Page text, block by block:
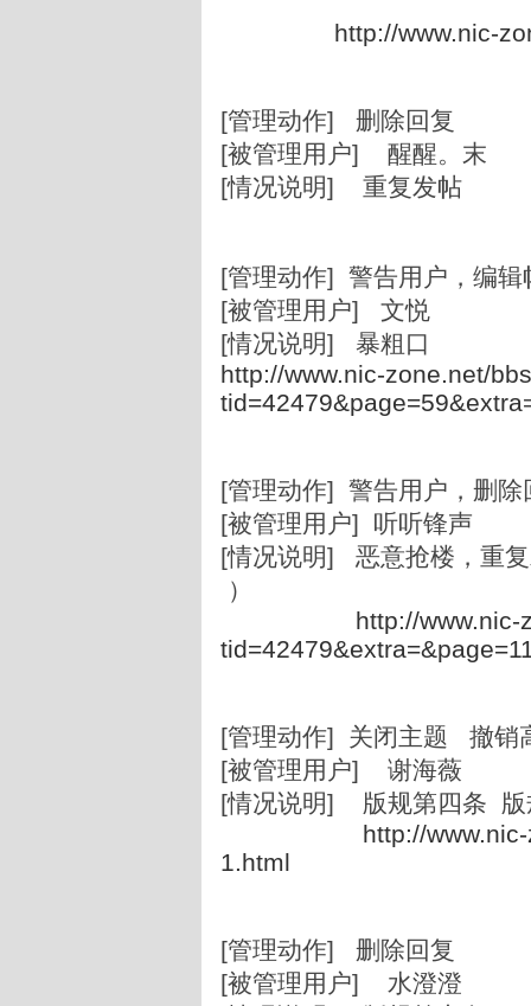
http://www.nic-
[管理动作] 删除回复
[被管理用户] 醒醒。末
[情况说明] 重复发帖
[管理动作] 警告用户，编辑
[被管理用户] 文悦
[情况说明] 暴粗口
http://www.nic-zone.net/
tid=42479&page=59&extra
[管理动作] 警告用户，删除
[被管理用户] 听听锋声
[情况说明] 恶意抢楼，
）
http://
[管理动作] 关闭主题 撤销
[被管理用户] 谢海薇
[情况说明] 版规第四条 版
http://
1.html
[管理动作] 删除回复
[被管理用户] 水澄澄